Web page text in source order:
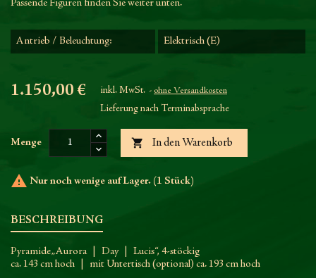
Passende Figuren finden Sie weiter unten.
Antrieb / Beleuchtung: Elektrisch (E)
1.150,00 € inkl. MwSt. ohne Versandkosten
Lieferung nach Terminabsprache
Menge  In den Warenkorb
 Nur noch wenige auf Lager. (1 Stück)
BESCHREIBUNG
Pyramide „Aurora | Day | Lucis“, 4-stöckig
ca. 143 cm hoch | mit Untertisch (optional) ca. 193 cm hoch